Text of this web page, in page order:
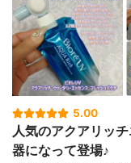
5.00
人気のアクアリッ
器になって登場♪